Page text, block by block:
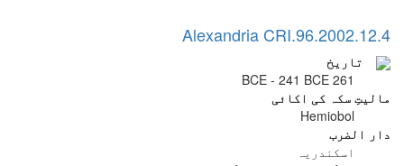
Alexandria CRI.96.2002.12.4
تاریخ
261 BCE - 241 BCE
مالیتِ سکہ کی اکائی
Hemiobol
دار الضرب
اسکندریہ